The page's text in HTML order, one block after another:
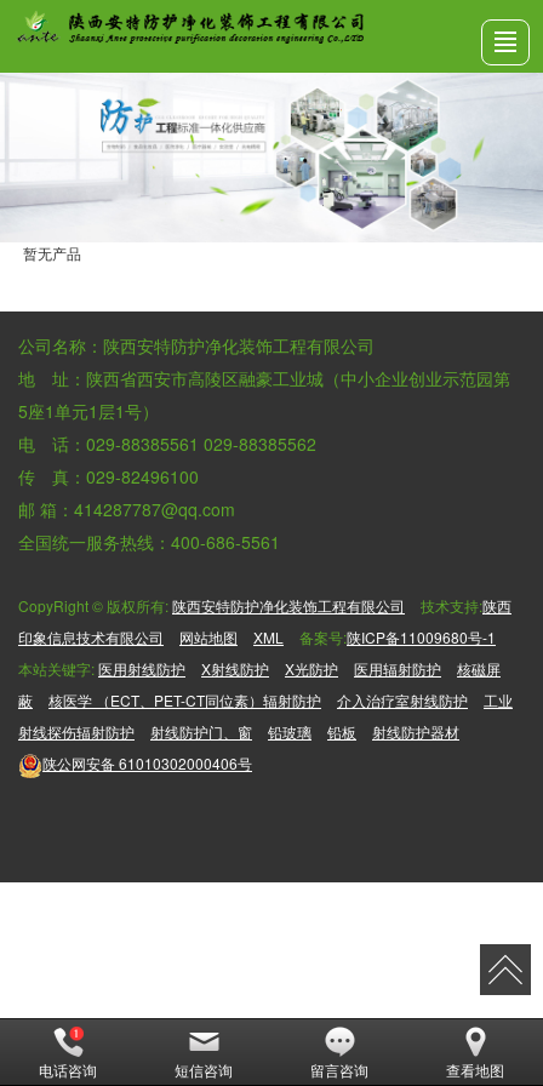
公司介绍 荣誉资质 新闻动态 联系我们
暂无产品
公司名称：陕西安特防护净化装饰工程有限公司
地 址：陕西省西安市高陵区融豪工业城（中小企业创业示范园第
5座1单元1层1号）
电 话：029-88385561 029-88385562
传 真：029-82496100
邮 箱：414287787@qq.com
全国统一服务热线：400-686-5561
CopyRight © 版权所有:陕西安特防护净化装饰工程有限公司 技术支持:陕西
印象信息技术有限公司
网站地图 XML 备案号:陕ICP备11009680号-1
本站关键字:医用射线防护 X射线防护 X光防护 医用辐射防护
核磁屏
蔽
核医学 （ECT、PET-CT同位素）辐射防护 介入治疗室射线防护
工业
射线探伤辐射防护
射线防护门、窗 铅玻璃 铅板
射线防护器材
陕公网安备61010302000406号
电话咨询 短信咨询 留言咨询 查看地图